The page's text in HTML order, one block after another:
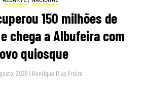
150 milhões de
chega a Albufeira com
quiosque
2026 | Henrique Dias Freire